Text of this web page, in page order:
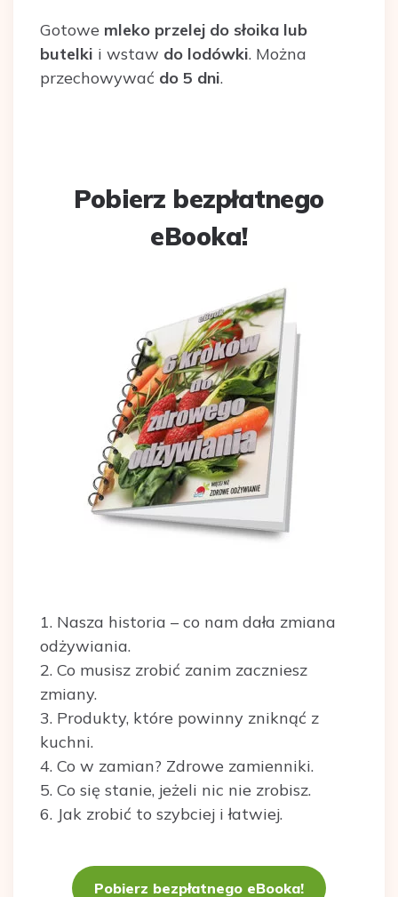
Gotowe mleko przelej do słoika lub
butelki i wstaw do lodówki. Można
przechowywać do 5 dni.
Pobierz bezpłatnego
eBooka!
1. Nasza historia – co nam dała zmiana
odżywiania.
2. Co musisz zrobić zanim zaczniesz
zmiany.
3. Produkty, które powinny zniknąć z
kuchni.
4. Co w zamian? Zdrowe zamienniki.
5. Co się stanie, jeżeli nic nie zrobisz.
6. Jak zrobić to szybciej i łatwiej.
Pobierz bezpłatnego eBooka!